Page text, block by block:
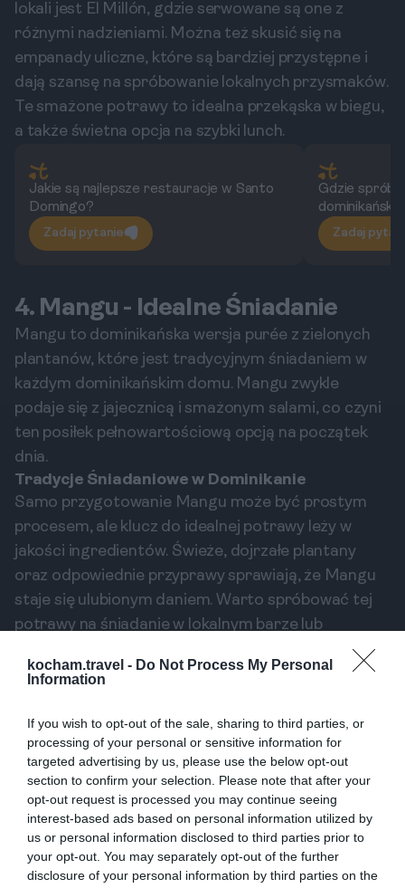
kocham.travel - Do Not Process My Personal
Information
If you wish to opt-out of the sale, sharing to third parties, or
processing of your personal or sensitive information for
targeted advertising by us, please use the below opt-out
section to confirm your selection. Please note that after your
opt-out request is processed you may continue seeing
interest-based ads based on personal information utilized by
us or personal information disclosed to third parties prior to
your opt-out. You may separately opt-out of the further
disclosure of your personal information by third parties on the
lokali jest El Millón, gdzie serwowane są one z
różnymi nadzieniami. Można też skusić się na
empanady uliczne, które są bardziej przystępne i
dają szansę na spróbowanie lokalnych przysmaków.
Te smażone potrawy to idealna przekąska w biegu,
a także świetna opcja na szybki lunch.
Jakie są najlepsze restauracje w Santo
Domingo?
Zadaj pytanie
Gdzie
Zadaj
4. Mangu - Idealne Śniadanie
Mangu to dominikańska wersja purée z zielonych
plantanów, które jest tradycyjnym śniadaniem w
każdym dominikańskim domu. Mangu zwykle
podaje się z jajecznicą i smażonym salami, co czyni
ten posiłek pełnowartościową opcją na początek
dnia.
Tradycje Śniadaniowe w Dominikanie
Samo przygotowanie Mangu może być prostym
procesem, ale klucz do idealnej potrawy leży w
jakości ingredientów. Świeże, dojrzałe plantany
oraz odpowiednie przyprawy sprawiają, że Mangu
staje się ulubionym daniem. Warto spróbować tej
potrawy na śniadanie w lokalnym barze lub
restauracji, gdzie serwowane są inni tradycyjne
dania śniadaniowe, takie jak huevos rancheros czy
Najlepsze Miejsca na Street
Food w Santo Domingo
Podczas wizyty w Santo Domingo, nie można
przeoczyć doświadczenia lokalnego street foodu.
To doskonała okazja, aby poznać lokalną kulturę
kulinarną w bardzo autentyczny sposób. Niektóre z